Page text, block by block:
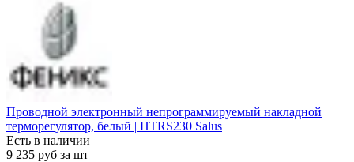
Проводной электронный непрограммируемый накладной
терморегулятор, белый | HTRS230 Salus
Есть в наличии
9 235 руб за шт